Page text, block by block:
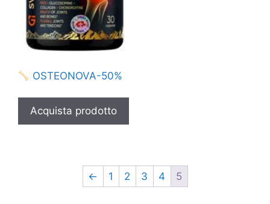
OSTEONOVA-50%
Acquista prodotto
← 1 2 3 4 5